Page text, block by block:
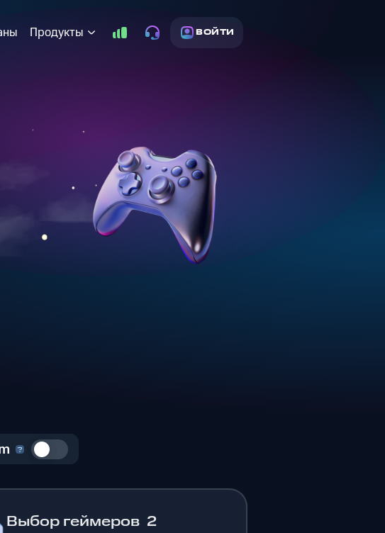
Продукты ВОЙТИ
Выбор геймеров 2